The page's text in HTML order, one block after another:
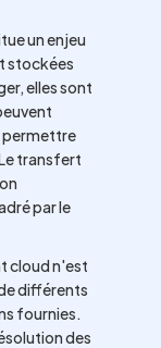
un enjeu
stockées
elles sont
permettre
transfert
par le
cloud n'est
différents
fournies.
des